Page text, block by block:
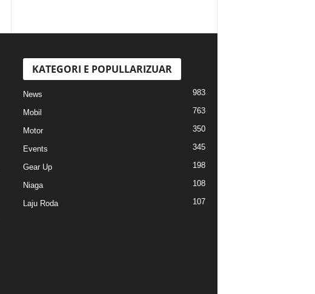
KATEGORI E POPULLARIZUAR
News 983
Mobil 763
Motor 350
Events 345
Gear Up 198
Niaga 108
Laju Roda 107